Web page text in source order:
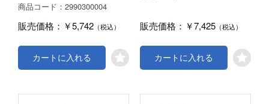
商品コード：2990300004
販売価格： ￥5,742 （税込）
カートに入れる
販売価格： ￥7,425 （税込）
カートに入れる